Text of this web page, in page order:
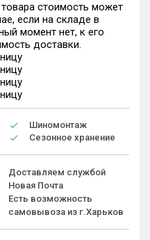
стоимость может
если на складе в
момент нет, к его
доставки.
Шиномонтаж
Сезонное хранение
Доставляем службой
Новая Почта
Есть возможность
самовывоза из г.Харьков